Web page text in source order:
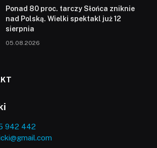
Ponad 80 proc. tarczy Słońca zniknie
nad Polską. Wielki spektakl już 12
sierpnia
05.08.2026
942 442